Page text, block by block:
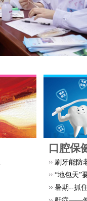
口腔保
刷牙能防
“地包天”
暑期--抓